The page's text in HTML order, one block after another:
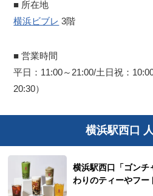
■ 所在地
横浜ビブレ 3階
■ 営業時間
平日：11:00～21:00/土日祝：
20:30）
横浜駅西口
横浜駅西口「ゴンチ
わりのティーやフー